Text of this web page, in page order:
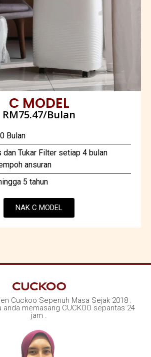
C MODEL
RM75.47/Bulan
Bulan
dan Tukar Filter setiap 4 bulan
ansuran
5 tahun
NAK C MODEL
Cuckoo Sepenuh Masa Sejak 2018 .
anda memasang CUCKOO sepantas 24
jam .